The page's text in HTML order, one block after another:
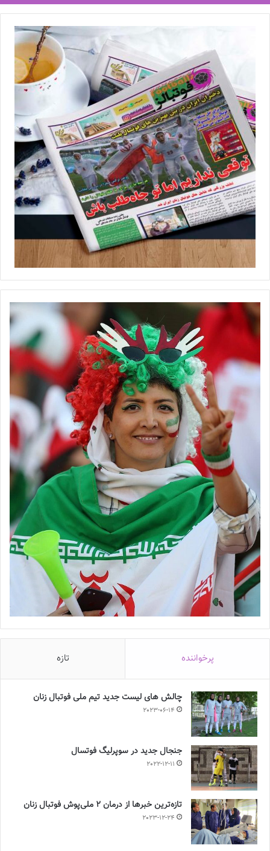
برای تیم ملی زنان ایران خوشایند باشد و فرصت انتقام شکست اخیر در
جام ملت‌های آسیا را فراهم آورد.
💻منبع:فوتبال360 📸عکس:فدراسیون فوتبال روسیه
با فوتبالز همراه شوید◾️فوتبالز را در اینستاگرام دنبال کنید
footballs.women@
برچسب ها المپیک تیم ملی فوتبال فوتبال بانوان فوتبال زنان
پرخواننده تازه
چالش هاى ليست جدید تيم ملى فوتبال زنان
2023-06-14
جنجال جدید در سوپرلیگ فوتسال
2022-12-11
تازه‌ترین خبرها از درمان ۲ ملی‌پوش فوتبال زنان
2023-12-24